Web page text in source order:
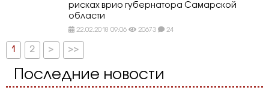
рисках врио губернатора Самарской
области
22.02.2018 09:06 20673 24
1 2 > >>
Последние новости